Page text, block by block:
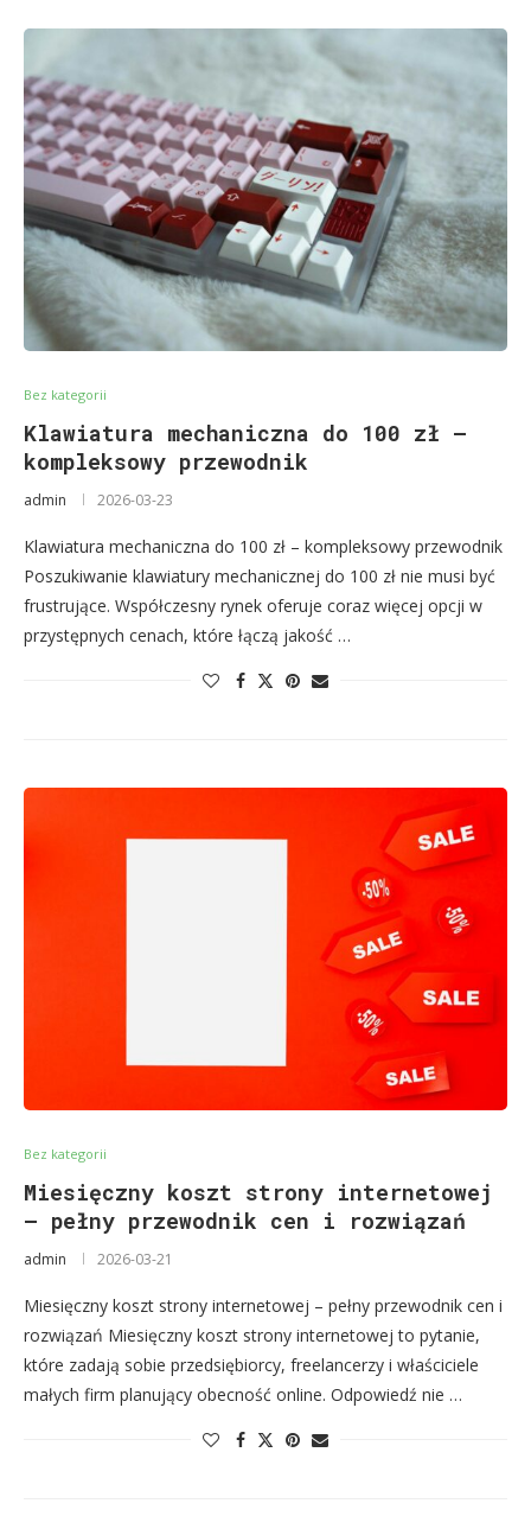
Bez kategorii
Klawiatura mechaniczna do 100 zł –
kompleksowy przewodnik
admin 2026-03-23
Klawiatura mechaniczna do 100 zł – kompleksowy przewodnik
Poszukiwanie klawiatury mechanicznej do 100 zł nie musi być
frustrujące. Współczesny rynek oferuje coraz więcej opcji w
przystępnych cenach, które łączą jakość …
Bez kategorii
Miesięczny koszt strony internetowej
– pełny przewodnik cen i rozwiązań
admin 2026-03-21
Miesięczny koszt strony internetowej – pełny przewodnik cen i
rozwiązań Miesięczny koszt strony internetowej to pytanie,
które zadają sobie przedsiębiorcy, freelancerzy i właściciele
małych firm planujący obecność online. Odpowiedź nie …